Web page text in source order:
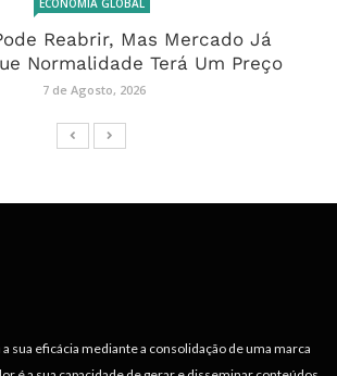
Reabrir, Mas Mercado Já
Normalidade Terá Um Preço
7 de Agosto, 2026
sua eficácia mediante a consolidação de uma marca